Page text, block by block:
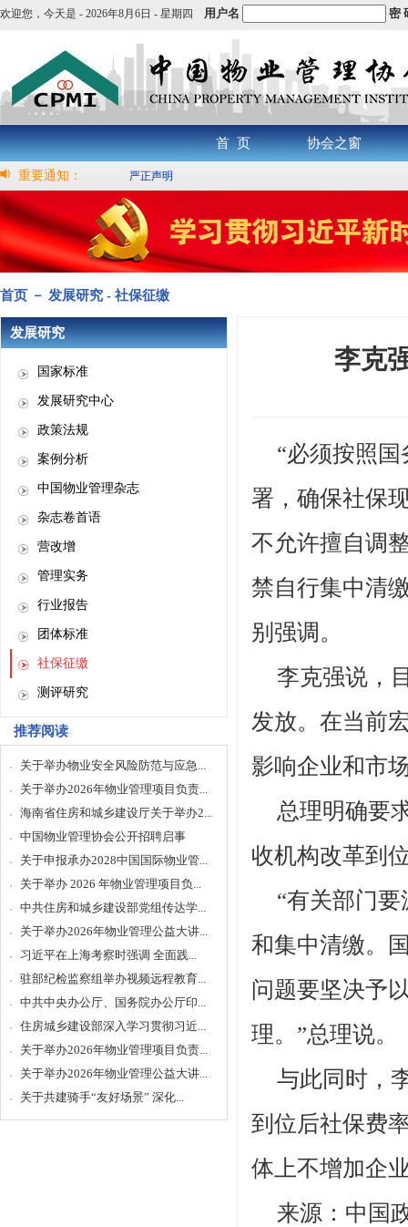
欢迎您， 今天是 - 2026年8月6日 - 星期四 用户名 密
首 页 协会之窗
重要通知： 严正声明
首页 － 发展研究 - 社保征缴
发展研究
国家标准
发展研究中心
政策法规
案例分析
中国物业管理杂志
杂志卷首语
营改增
管理实务
行业报告
团体标准
社保征缴
测评研究
推荐阅读
关于举办物业安全风险防范与应急...
关于举办2026年物业管理项目负责...
海南省住房和城乡建设厅关于举办2...
中国物业管理协会公开招聘启事
关于申报承办2028中国国际物业管...
关于举办 2026 年物业管理项目负...
中共住房和城乡建设部党组传达学...
关于举办2026年物业管理公益大讲...
习近平在上海考察时强调 全面践...
驻部纪检监察组举办视频远程教育...
中共中央办公厅、国务院办公厅印...
住房城乡建设部深入学习贯彻习近...
关于举办2026年物业管理项目负责...
关于举办2026年物业管理公益大讲...
关于共建骑手“友好场景” 深化...
李克
“必须按照
署，确保社保
不允许擅自调
禁自行集中清
别强调。
李克强说，
发放。在当前
影响企业和市
总理明确要
收机构改革到
“有关部门
和集中清缴。
问题要坚决予
理。”总理说。
与此同时，
到位后社保费
体上不增加企
来源：中国